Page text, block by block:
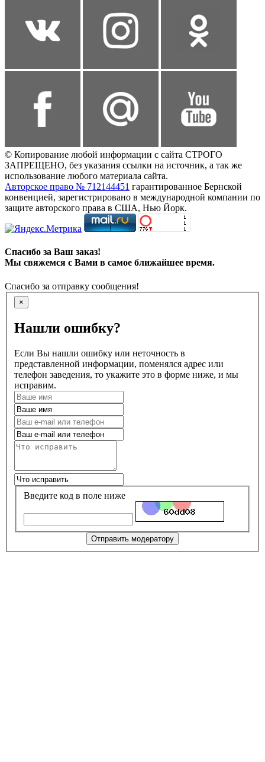
© Копирование любой информации с сайта СТРОГО
ЗАПРЕЩЕНО, без указания ссылки на источник, а так же
использование любого материала сайта.
Авторское право № 712144451 гарантированное Бернской
конвенцией, зарегистрировано в международной компании по
защите авторского права в США, Нью Йорк.
Спасибо за Ваш заказ!
Мы свяжемся с Вами в самое ближайшее время.
Спасибо за отправку сообщения!
×
Нашли ошибку?
Если Вы нашли ошибку или неточность в
представленной информации, поменялся адрес или
телефон заведения, то укажите это в форме ниже, и мы
исправим.
Введите код в поле ниже
Отправить модератору